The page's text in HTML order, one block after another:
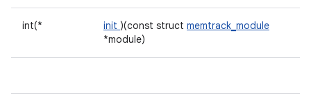
int(* init )(const struct memtrack_module
*module)